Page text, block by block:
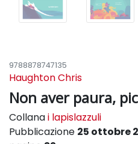
9788878747135
Haughton Chris
Non aver paura,
Collanai lapislazzuli
Pubblicazione 25 ottobre